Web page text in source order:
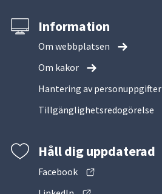
Information
Om webbplatsen
Om kakor
Hantering av personuppgifter
Tillgänglighetsredogörelse
Håll dig uppdaterad
Facebook